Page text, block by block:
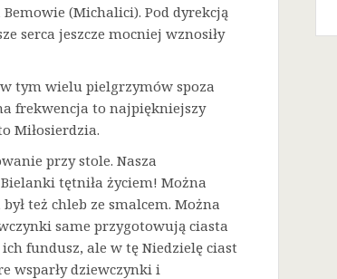
(Michalici). Pod dyrekcją
serca jeszcze mocniej wznosiły
tym wielu pielgrzymów spoza
frekwencja to najpiękniejszy
Miłosierdzia.
przy stole. Nasza
tętniła życiem! Można
też chleb ze smalcem. Można
same przygotowują ciasta
fundusz, ale w tę Niedzielę ciast
wsparły dziewczynki i